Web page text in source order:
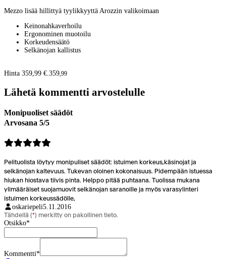
Mezzo lisää hillittyä tyylikkyyttä Arozzin valikoimaan
Keinonahkaverhoilu
Ergonominen muotoilu
Korkeudensäätö
Selkänojan kallistus
Hinta 359,99 €. 359,99
Lähetä kommentti arvostelulle
Monipuoliset säädöt
Arvosana 5/5
Pelituolista löytyy monipuliset säädöt: istuimen korkeus,käsinojat ja
selkänojan kaltevuus. Tukevan oloinen kokonaisuus. Pidempään istuessa
hiukan hiostava tiivis pinta. Helppo pitää puhtaana. Tuolissa mukana
ylimääräiset suojamuovit selkänojan saranoille ja myös varasylinteri
istuimen korkeussädölle,
oskariepeli5.11.2016
Tähdellä (*) merkitty on pakollinen tieto.
Otsikko*
Kommentti*